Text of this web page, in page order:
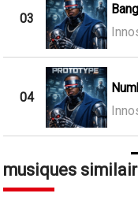
03
04
musiques